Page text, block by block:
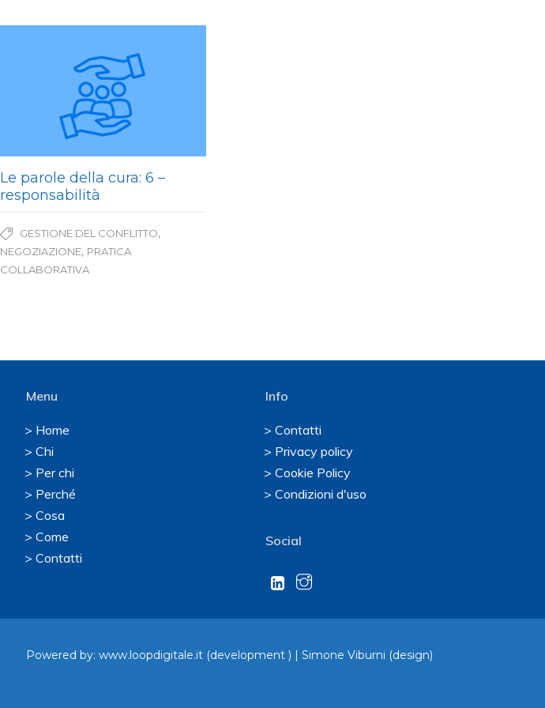
Le parole della cura: 6 –
responsabilità
GESTIONE DEL CONFLITTO,
NEGOZIAZIONE, PRATICA
COLLABORATIVA
Menu
> Home
> Chi
> Per chi
> Perché
> Cosa
> Come
> Contatti
Info
> Contatti
> Privacy policy
> Cookie Policy
> Condizioni d'uso
Social
Powered by: www.loopdigitale.it(development ) | Simone Viburni (design)